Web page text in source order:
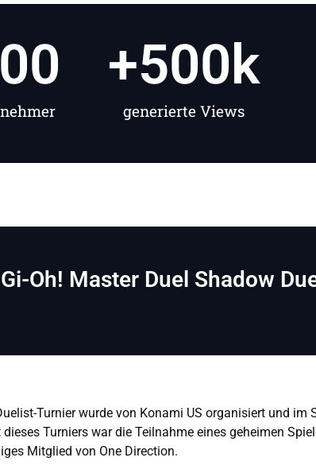
generierte Views
+500k
Oh! Master Duel Shadow
Turnier wurde von Konami US organisiert und im
Turniers war die Teilnahme eines geheimen
Mitglied von One Direction.